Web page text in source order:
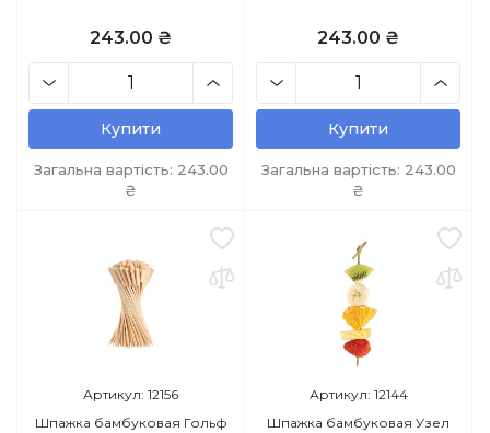
243.00 ₴
Купити
Загальна вартість: 243.00
₴
243.00 ₴
Купити
Загальна вартість: 243.00
₴
Артикул: 12156
Шпажка бамбуковая Гольф
Артикул: 12144
Шпажка бамбуковая Узел